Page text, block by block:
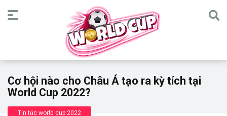
Cơ hội nào cho Châu Á tạo ra kỳ tích tại
World Cup 2022?
Tin tức world cup 2022